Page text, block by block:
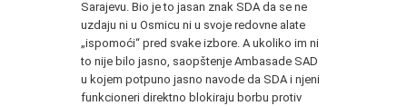
Sarajevu. Bio je to jasan znak SDA da se ne
uzdaju ni u Osmicu ni u svoje redovne alate
„ispomoći“ pred svake izbore. A ukoliko im ni
to nije bilo jasno, saopštenje Ambasade SAD
u kojem potpuno jasno navode da SDA i njeni
funkcioneri direktno blokiraju borbu protiv